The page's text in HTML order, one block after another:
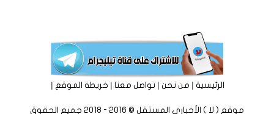
الرئيسية|من نحن|تواصل معنا|خريطة الموقع |
موقع ( لا ) الأخباري المستقل © 2016 - 2018 جميع الحقوق